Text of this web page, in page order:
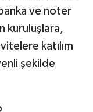
ve noter
kuruluşlara,
katılım
şekilde